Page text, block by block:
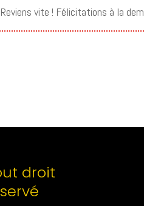
vite ! Félicitations à la
droit